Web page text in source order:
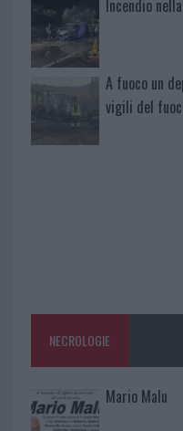
Incendio
A fuoco un
vigili del
NECROLOGIE
Mario Malu